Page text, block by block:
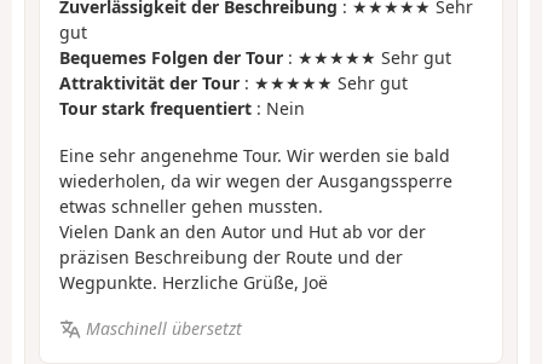
Zuverlässigkeit der Beschreibung : ★★★★★ Sehr
gut
Bequemes Folgen der Tour : ★★★★★ Sehr gut
Attraktivität der Tour : ★★★★★ Sehr gut
Tour stark frequentiert : Nein
Eine sehr angenehme Tour. Wir werden sie bald
wiederholen, da wir wegen der Ausgangssperre
etwas schneller gehen mussten.
Vielen Dank an den Autor und Hut ab vor der
präzisen Beschreibung der Route und der
Wegpunkte. Herzliche Grüße, Joë
Maschinell übersetzt